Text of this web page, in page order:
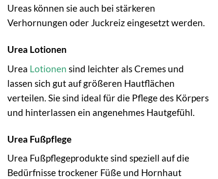
Ureas können sie auch bei stärkeren
Verhornungen oder Juckreiz eingesetzt werden.
Urea Lotionen
Urea Lotionen sind leichter als Cremes und
lassen sich gut auf größeren Hautflächen
verteilen. Sie sind ideal für die Pflege des Körpers
und hinterlassen ein angenehmes Hautgefühl.
Urea Fußpflege
Urea Fußpflegeprodukte sind speziell auf die
Bedürfnisse trockener Füße und Hornhaut